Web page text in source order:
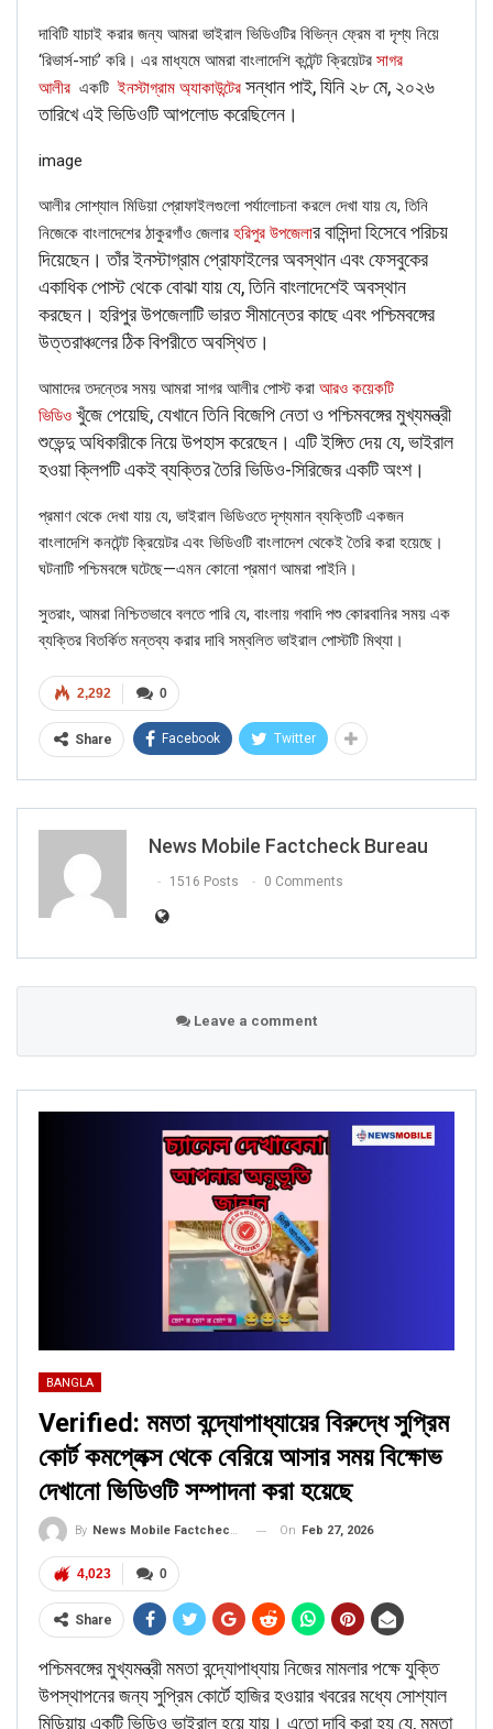
দাবিটি যাচাই করার জন্য আমরা ভাইরাল ভিডিওটির বিভিন্ন ফ্রেম বা দৃশ্য নিয়ে
‘রিভার্স-সার্চ’ করি। এর মাধ্যমে আমরা বাংলাদেশি কন্টেন্ট ক্রিয়েটর সাগর
আলীর একটি ইনস্টাগ্রাম অ্যাকাউন্টের সন্ধান পাই, যিনি ২৮ মে, ২০২৬
তারিখে এই ভিডিওটি আপলোড করেছিলেন।
image
আলীর সোশ্যাল মিডিয়া প্রোফাইলগুলো পর্যালোচনা করলে দেখা যায় যে, তিনি
নিজেকে বাংলাদেশের ঠাকুরগাঁও জেলার হরিপুর উপজেলার বাসিন্দা হিসেবে পরিচয়
দিয়েছেন। তাঁর ইনস্টাগ্রাম প্রোফাইলের অবস্থান এবং ফেসবুকের
একাধিক পোস্ট থেকে বোঝা যায় যে, তিনি বাংলাদেশেই অবস্থান
করছেন। হরিপুর উপজেলাটি ভারত সীমান্তের কাছে এবং পশ্চিমবঙ্গের
উত্তরাঞ্চলের ঠিক বিপরীতে অবস্থিত।
আমাদের তদন্তের সময় আমরা সাগর আলীর পোস্ট করা আরও কয়েকটি
ভিডিও খুঁজে পেয়েছি, যেখানে তিনি বিজেপি নেতা ও পশ্চিমবঙ্গের মুখ্যমন্ত্রী
শুভেন্দু অধিকারীকে নিয়ে উপহাস করেছেন। এটি ইঙ্গিত দেয় যে, ভাইরাল
হওয়া ক্লিপটি একই ব্যক্তির তৈরি ভিডিও-সিরিজের একটি অংশ।
প্রমাণ থেকে দেখা যায় যে, ভাইরাল ভিডিওতে দৃশ্যমান ব্যক্তিটি একজন
বাংলাদেশি কনটেন্ট ক্রিয়েটর এবং ভিডিওটি বাংলাদেশ থেকেই তৈরি করা হয়েছে।
ঘটনাটি পশ্চিমবঙ্গে ঘটেছে—এমন কোনো প্রমাণ আমরা পাইনি।
সুতরাং, আমরা নিশ্চিতভাবে বলতে পারি যে, বাংলায় গবাদি পশু কোরবানির সময় এক
ব্যক্তির বিতর্কিত মন্তব্য করার দাবি সম্বলিত ভাইরাল পোস্টটি মিথ্যা।
0
2,292
Share Facebook Twitter
News Mobile Factcheck Bureau
1516 Posts 0 Comments
Leave a comment
BANGLA
Verified: মমতা বন্দ্যোপাধ্যায়ের বিরুদ্ধে সুপ্রিম
কোর্ট কমপ্লেক্স থেকে বেরিয়ে আসার সময় বিক্ষোভ
দেখানো ভিডিওটি সম্পাদনা করা হয়েছে
By News Mobile Factcheck Bureau On Feb 27, 2026
0
4,023
Share
পশ্চিমবঙ্গের মুখ্যমন্ত্রী মমতা বন্দ্যোপাধ্যায় নিজের মামলার পক্ষে যুক্তি
উপস্থাপনের জন্য সুপ্রিম কোর্টে হাজির হওয়ার খবরের মধ্যে সোশ্যাল
মিডিয়ায় একটি ভিডিও ভাইরাল হয়ে যায়। এতো দাবি করা হয় যে, মমতা